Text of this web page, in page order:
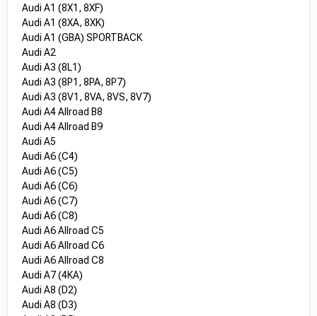
Audi A1 (8X1, 8XF)
Audi A1 (8XA, 8XK)
Audi A1 (GBA) SPORTBACK
Audi A2
Audi A3 (8L1)
Audi A3 (8P1, 8PA, 8P7)
Audi A3 (8V1, 8VA, 8VS, 8V7)
Audi A4 Allroad B8
Audi A4 Allroad B9
Audi A5
Audi A6 (C4)
Audi A6 (C5)
Audi A6 (C6)
Audi A6 (C7)
Audi A6 (C8)
Audi A6 Allroad C5
Audi A6 Allroad C6
Audi A6 Allroad C8
Audi A7 (4KA)
Audi A8 (D2)
Audi A8 (D3)